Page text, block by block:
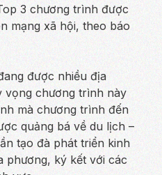
3 chương trình được
mạng xã hội, theo báo
được nhiều địa
vọng chương trình này
mà chương trình đến
quảng bá về du lịch –
tạo đà phát triển kinh
phương, ký kết với các